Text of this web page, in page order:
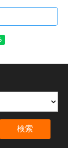
検索